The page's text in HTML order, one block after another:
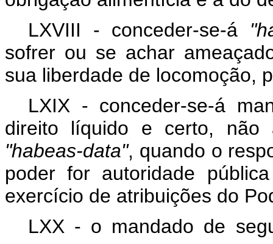
LXVIII - conceder-se-á
sofrer ou se achar
sua liberdade de locomoção,
LXIX - conceder-se-á
direito líquido e certo,
"habeas-data", quando o
poder for autoridade
exercício de atribuições do
LXX - o mandado de